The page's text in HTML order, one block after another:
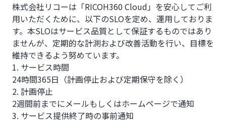
株式会社リコーは「RICOH360 Cloud」を安心してご利
用いただくために、以下のSLOを定め、運用しておりま
す。本SLOはサービス品質として保証するものではあり
ませんが、定期的な計測および改善活動を行い、目標を
維持できるよう努めています。
1. サービス時間
24時間365日（計画停止および定期保守を除く）
2. 計画停止
2週間前までにメールもしくはホームページで通知
3. サービス提供終了時の事前通知